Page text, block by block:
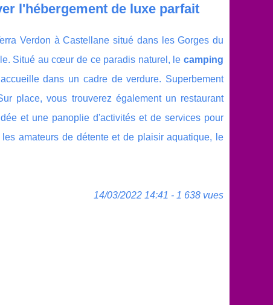
l'hébergement de luxe parfait
Verdon à Castellane situé dans les Gorges du
Situé au cœur de ce paradis naturel, le camping
dans un cadre de verdure. Superbement
place, vous trouverez également un restaurant
et une panoplie d'activités et de services pour
amateurs de détente et de plaisir aquatique, le
14/03/2022 14:41 - 1 638 vues